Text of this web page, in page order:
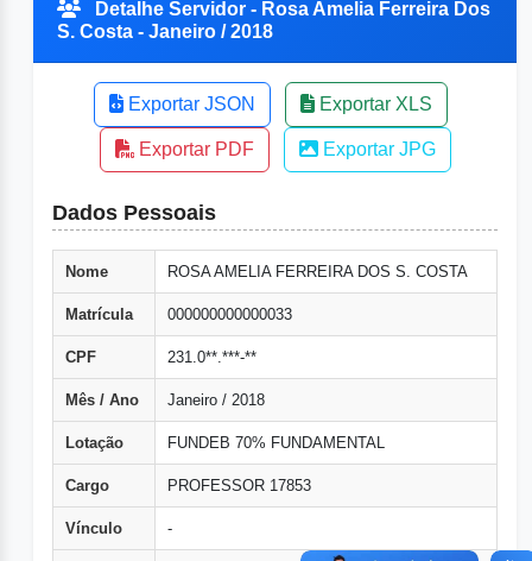
Detalhe Servidor - Rosa Amelia Ferreira Dos
S. Costa - Janeiro / 2018
Exportar JSON Exportar XLS
Exportar PDF Exportar JPG
Dados Pessoais
Nome ROSA AMELIA FERREIRA DOS S. COSTA
Matrícula 000000000000033
CPF 231.0**.***-**
Mês / Ano Janeiro / 2018
Lotação FUNDEB 70% FUNDAMENTAL
Cargo PROFESSOR 17853
Vínculo -